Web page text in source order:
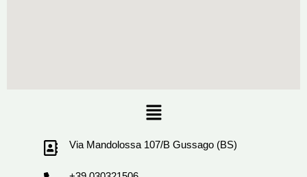
Menu
Via Mandolossa 107/B Gussago (BS)